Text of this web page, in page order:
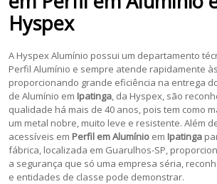
Hyspex
A Hyspex Alumínio possui um departamento
Perfil Alumínio e sempre atende rapidamente
proporcionando grande eficiência na entrega
de Alumínio em Ipatinga, da Hyspex, são
qualidade há mais de 40 anos, pois tem como
um metal nobre, muito leve e resistente. Além
acessíveis em Perfil em Alumínio em Ipatinga
fábrica, localizada em Guarulhos-SP,
a segurança que só uma empresa séria,
e entidades de classe pode demonstrar.